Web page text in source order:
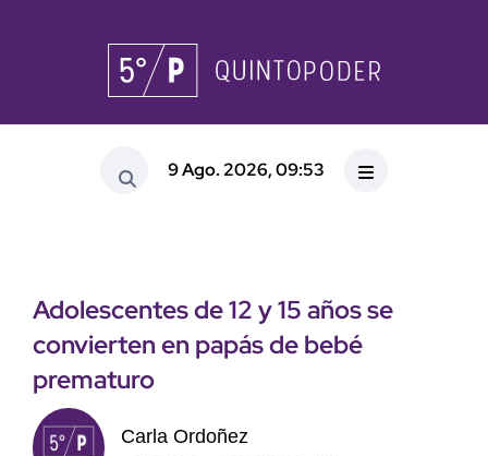
9 Ago. 2026, 09:53
Adolescentes de 12 y 15 años se
convierten en papás de bebé
prematuro
Carla Ordoñez